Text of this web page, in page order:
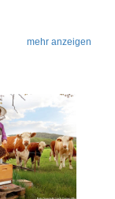
mehr anzeigen